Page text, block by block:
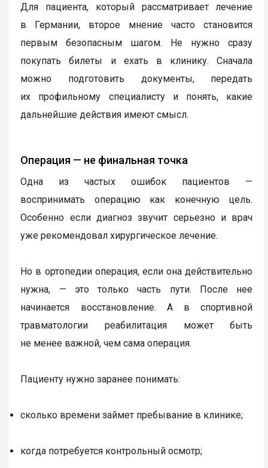
Для пациента, который рассматривает лечение
в Германии, второе мнение часто становится
первым безопасным шагом. Не нужно сразу
покупать билеты и ехать в клинику. Сначала
можно подготовить документы, передать
их профильному специалисту и понять, какие
дальнейшие действия имеют смысл.
Операция — не финальная точка
Одна из частых ошибок пациентов —
воспринимать операцию как конечную цель.
Особенно если диагноз звучит серьезно и врач
уже рекомендовал хирургическое лечение.
Но в ортопедии операция, если она действительно
нужна, — это только часть пути. После нее
начинается восстановление. А в спортивной
травматологии реабилитация может быть
не менее важной, чем сама операция.
Пациенту нужно заранее понимать:
сколько времени займет пребывание в клинике;
когда потребуется контрольный осмотр;